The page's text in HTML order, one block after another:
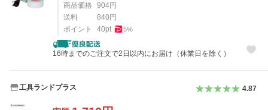
商品価格 904円
送料
840円
ポイント
40pt 5%
16時までのご注文で2日以内にお届け（休業日を除く）
工具ランドプラス 4.87